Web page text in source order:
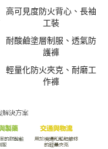
高可見度防火背心、長袖
工裝
耐酸鹼塗層制服、透氣防
護褲
輕量化防火夾克、耐磨工
作褲